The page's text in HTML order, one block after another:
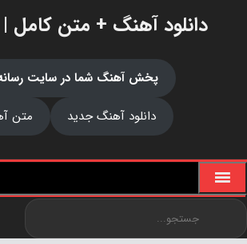
دانلود آهنگ + متن کامل
پخش آهنگ شما در سایت
دانلود آهنگ جدید
متن